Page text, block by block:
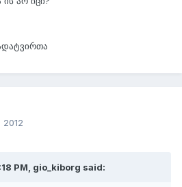
PM, gio_kiborg said: